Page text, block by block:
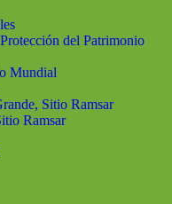
del Patrimonio
Mundial
Sitio Ramsar
Ramsar